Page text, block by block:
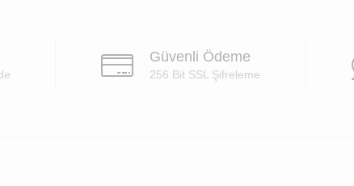
Güvenli Ödeme
256 Bit SSL Şifreleme